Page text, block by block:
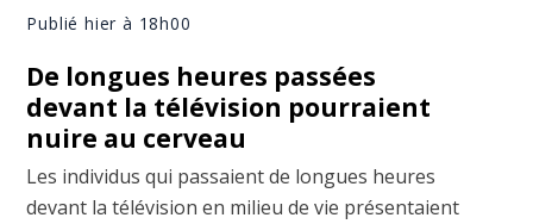
Publié hier à 18h00
De longues heures passées
devant la télévision pourraient
nuire au cerveau
Les individus qui passaient de longues heures
devant la télévision en milieu de vie présentaient